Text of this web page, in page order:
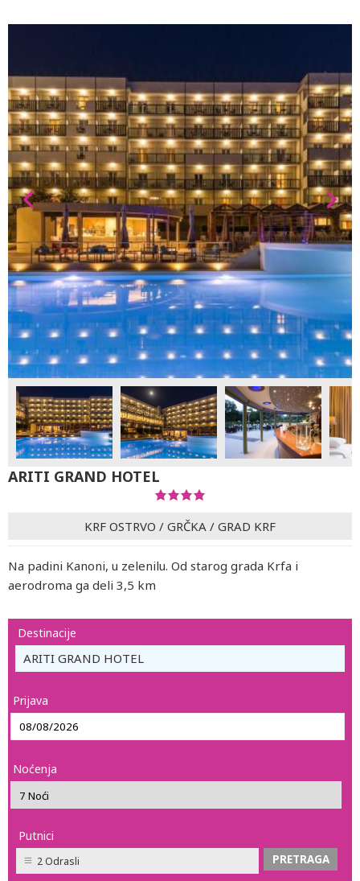
ARITI GRAND HOTEL
KRF OSTRVO / GRČKA / GRAD KRF
Na padini Kanoni, u zelenilu. Od starog grada Krfa i
aerodroma ga deli 3,5 km
Destinacije
ARITI GRAND HOTEL
Prijava
Noćenja
Putnici
2 Odrasli